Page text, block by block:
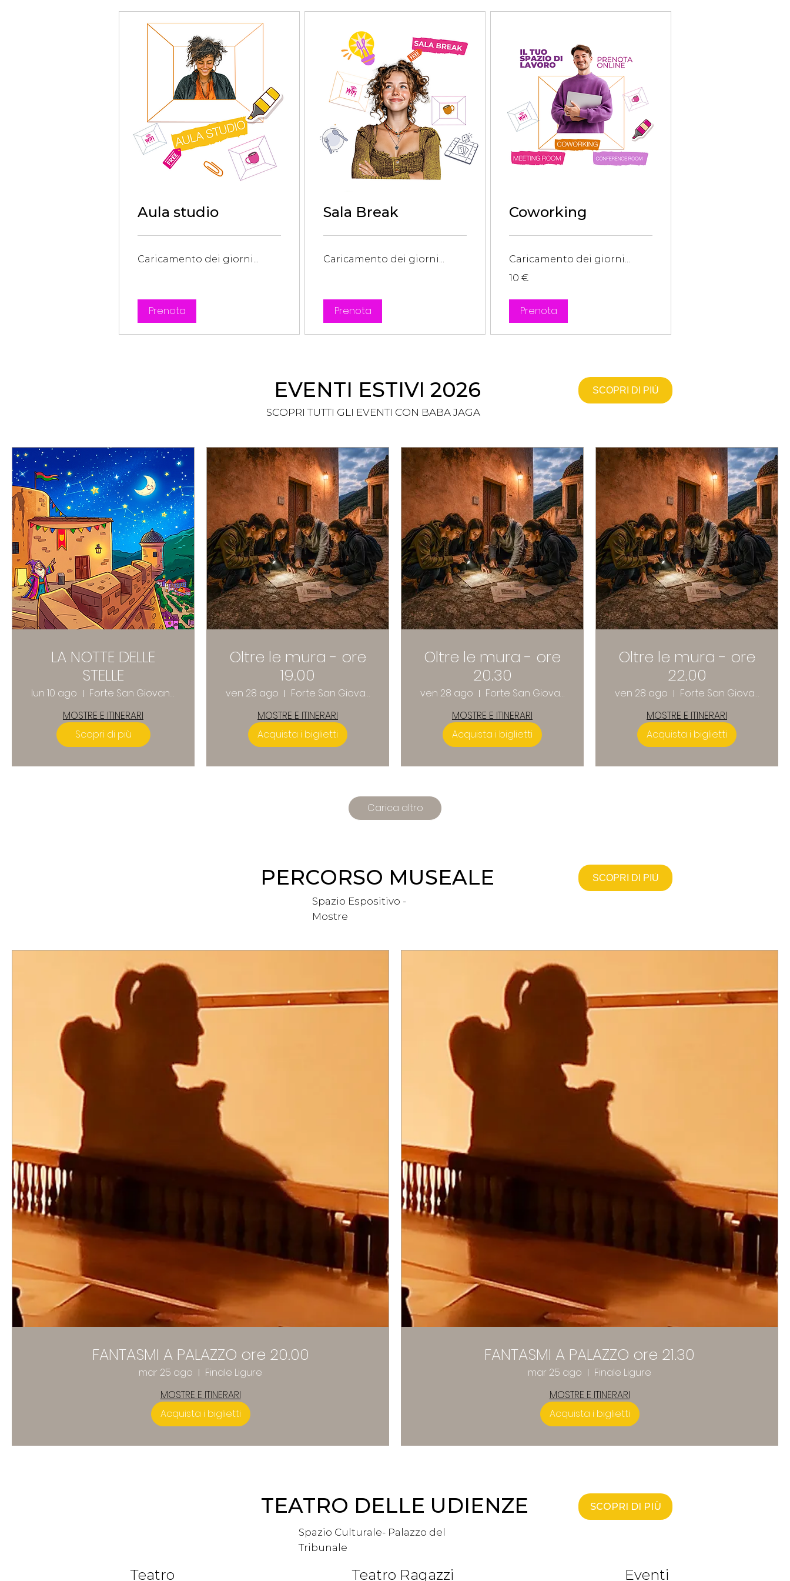
Aula studio
Caricamento dei giorni...
Prenota
Sala Break
Caricamento dei giorni...
Prenota
Coworking
Caricamento dei giorni...
euro
10 €
Prenota
EVENTI ESTIVI 2026 SCOPRI DI PIÙ
SCOPRI TUTTI GLI EVENTI CON BABA JAGA
LA NOTTE DELLE
STELLE
lun 10 ago
Forte San Giovanni
MOSTRE E ITINERARI
Scopri di più
Oltre le mura - ore
19.00
ven 28 ago
Forte San Giovanni
MOSTRE E ITINERARI
Acquista i biglietti
Oltre le mura - ore
20.30
ven 28 ago
Forte San Giovanni
MOSTRE E ITINERARI
Acquista i biglietti
Oltre le mura - ore
22.00
ven 28 ago
Forte San Giovanni
MOSTRE E ITINERARI
Acquista i biglietti
Carica altro
PERCORSO MUSEALE SCOPRI DI PIÙ
Spazio Espositivo -
Mostre
FANTASMI A PALAZZO ore 20.00
mar 25 ago
Finale Ligure
MOSTRE E ITINERARI
Acquista i biglietti
FANTASMI A PALAZZO ore 21.30
mar 25 ago
Finale Ligure
MOSTRE E ITINERARI
Acquista i biglietti
TEATRO DELLE UDIENZE SCOPRI DI PIÙ
Spazio Culturale- Palazzo del
Tribunale
Teatro Teatro Ragazzi Eventi